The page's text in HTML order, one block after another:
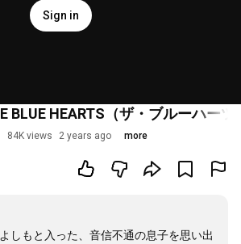
Sign in
BLUE HEARTS（ザ・ブルーハーツ
84K views 2 years ago more
しもと入った、音信不通の息子を思い出